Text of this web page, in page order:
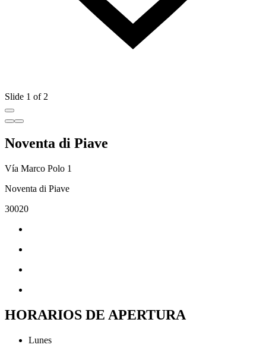
Slide 1 of 2
Noventa di Piave
Vía Marco Polo 1
Noventa di Piave
30020
HORARIOS DE APERTURA
Lunes